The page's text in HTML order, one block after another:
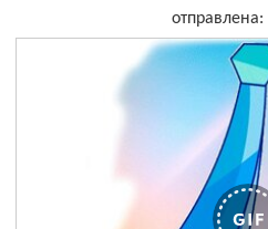
отправлена: